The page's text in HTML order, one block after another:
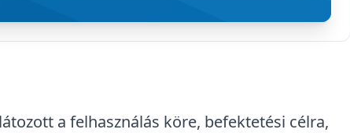
a felhasználás köre, befektetési célra,